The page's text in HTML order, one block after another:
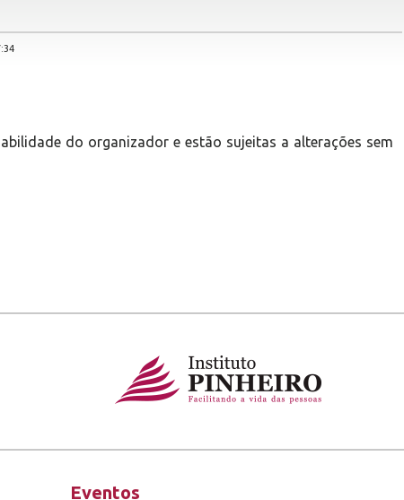
do organizador e estão sujeitas a alterações sem
Eventos